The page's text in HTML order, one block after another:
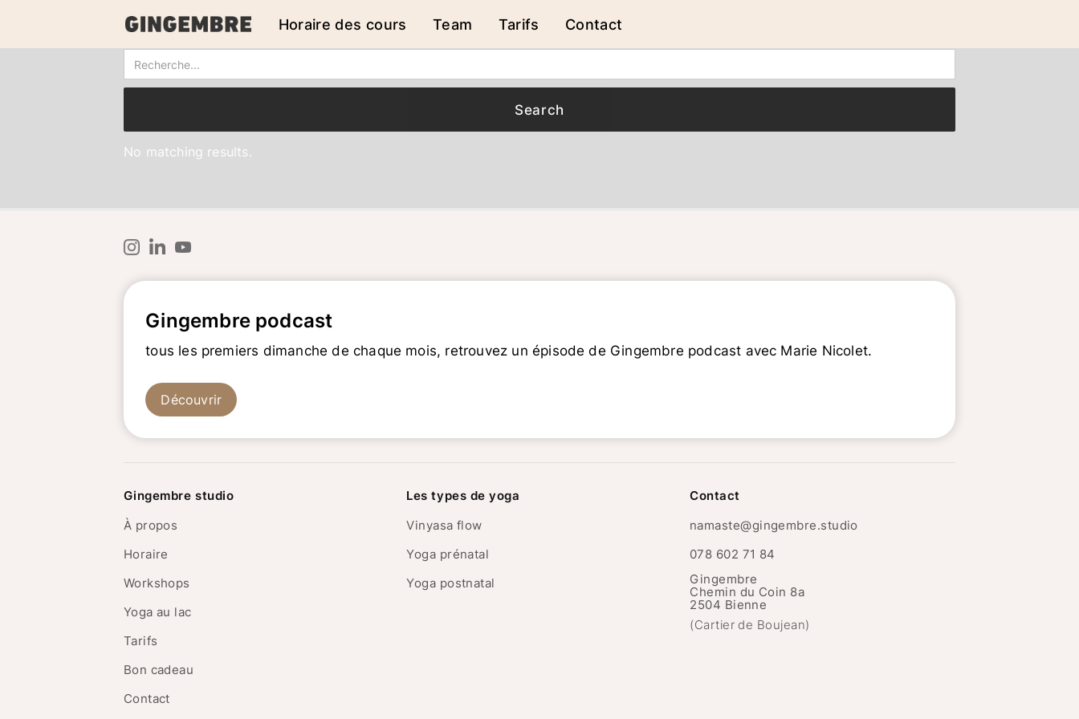
Horaire des cours Team Tarifs Contact
No matching results.
Gingembre podcast
tous les premiers dimanche de chaque mois, retrouvez un épisode de Gingembre podcast avec Marie Nicolet.
Découvrir
Gingembre studio
À propos
Horaire
Workshops
Yoga au lac
Tarifs
Bon cadeau
Contact
Les types de yoga
Vinyasa flow
Yoga prénatal
Yoga postnatal
Contact
namaste@gingembre.studio
078 602 71 84
Gingembre
Chemin du Coin 8a
2504 Bienne
(Cartier de Boujean)